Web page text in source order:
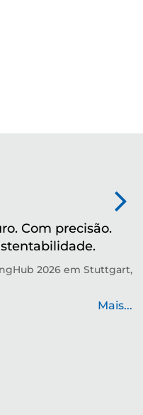
Com precisão.
2026 em Stuttgart,
Mais...